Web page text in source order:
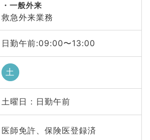
一般外来
救急外来業務
日勤午前:09:00〜13:00
土
土曜日 : 日勤午前
医師免許、保険医登録済